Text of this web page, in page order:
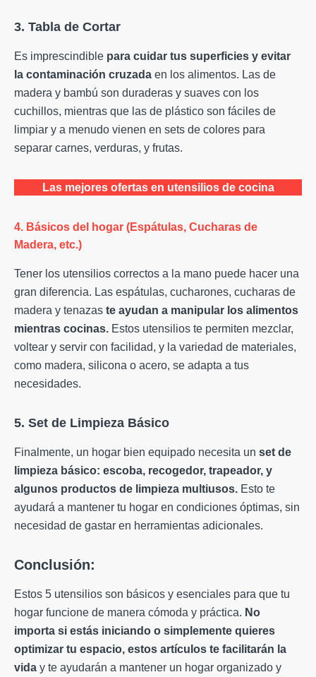
3. Tabla de Cortar
Es imprescindible para cuidar tus superficies y evitar
la contaminación cruzada en los alimentos. Las de
madera y bambú son duraderas y suaves con los
cuchillos, mientras que las de plástico son fáciles de
limpiar y a menudo vienen en sets de colores para
separar carnes, verduras, y frutas.
Las mejores ofertas en utensilios de cocina
4. Básicos del hogar (Espátulas, Cucharas de
Madera, etc.)
Tener los utensilios correctos a la mano puede hacer una
gran diferencia. Las espátulas, cucharones, cucharas de
madera y tenazas te ayudan a manipular los alimentos
mientras cocinas. Estos utensilios te permiten mezclar,
voltear y servir con facilidad, y la variedad de materiales,
como madera, silicona o acero, se adapta a tus
necesidades.
5. Set de Limpieza Básico
Finalmente, un hogar bien equipado necesita un set de
limpieza básico: escoba, recogedor, trapeador, y
algunos productos de limpieza multiusos. Esto te
ayudará a mantener tu hogar en condiciones óptimas, sin
necesidad de gastar en herramientas adicionales.
Conclusión:
Estos 5 utensilios son básicos y esenciales para que tu
hogar funcione de manera cómoda y práctica. No
importa si estás iniciando o simplemente quieres
optimizar tu espacio, estos artículos te facilitarán la
vida y te ayudarán a mantener un hogar organizado y